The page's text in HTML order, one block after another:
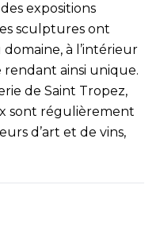
expositions
sculptures ont
à l’intérieur
rendant ainsi unique.
de Saint Tropez,
sont régulièrement
d’art et de vins,